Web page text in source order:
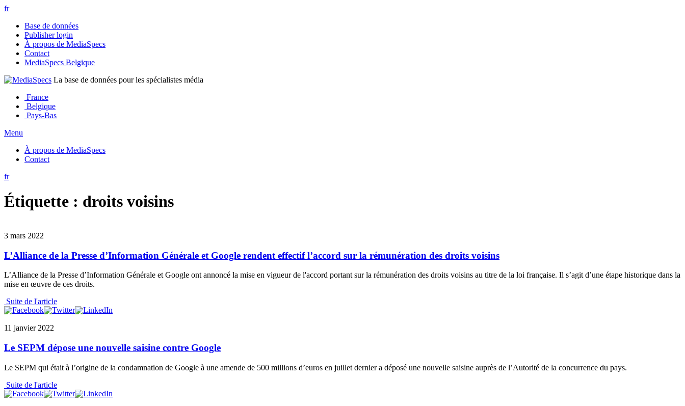
fr
Base de données
Publisher login
À propos de MediaSpecs
Contact
MediaSpecs Belgique
La base de données pour les spécialistes média
France
Belgique
Pays-Bas
Menu
À propos de MediaSpecs
Contact
fr
Étiquette : droits voisins
3 mars 2022
L’Alliance de la Presse d’Information Générale et Google rendent effectif l’accord sur la rémunération des droits voisins
L’Alliance de la Presse d’Information Générale et Google ont annoncé la mise en vigueur de l'accord portant sur la rémunération des droits voisins au titre de la loi française. Il s’agit d’une étape historique dans la
mise en œuvre de ces droits.
Suite de l'article
11 janvier 2022
Le SEPM dépose une nouvelle saisine contre Google
Le SEPM qui était à l’origine de la condamnation de Google à une amende de 500 millions d’euros en juillet dernier a déposé une nouvelle saisine auprès de l’Autorité de la concurrence du pays.
Suite de l'article